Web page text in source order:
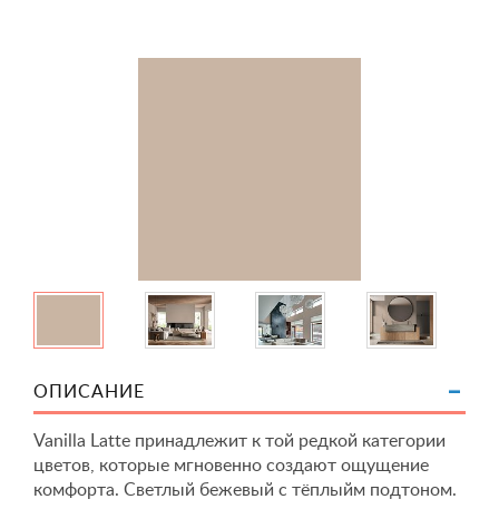
ОПИСАНИЕ
Vanilla Latte принадлежит к той редкой категории
цветов, которые мгновенно создают ощущение
комфорта. Светлый бежевый с тёплыйм подтоном.